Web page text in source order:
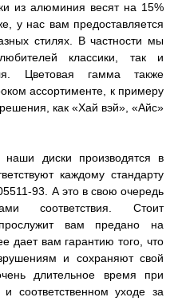
из алюминия весят на 15%
у нас вам предоставляется
стилях. В частности мы
классики, так и
Цветовая гамма также
ассортименте, к примеру
как «Хай вэй», «Айс»
диски производятся в
каждому стандарту
93. А это в свою очередь
соответствия. Стоит
вам предано на
дает вам гарантию того, что
и сохраняют свой
длительное время при
соответственном уходе за